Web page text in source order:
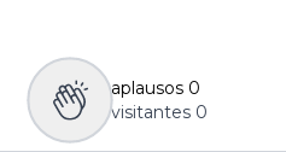
aplausos 0
visitantes 0